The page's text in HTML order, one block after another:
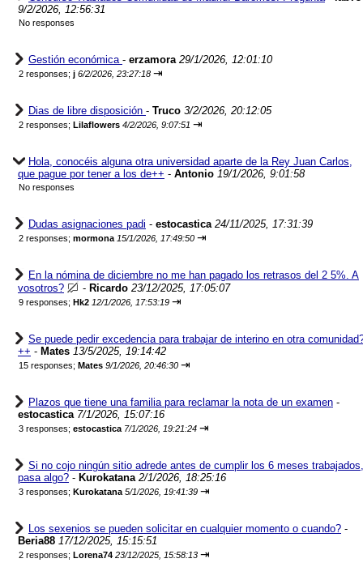
9/2/2026, 12:56:31
No responses
Gestión económica - erzamora 29/1/2026, 12:01:10
2 responses; j 6/2/2026, 23:27:18 ⇥
Dias de libre disposición - Truco 3/2/2026, 20:12:05
2 responses; Lilaflowers 4/2/2026, 9:07:51 ⇥
Hola, conocéis alguna otra universidad aparte de la Rey Juan Carlos,
que pague por tener a los de++ - Antonio 19/1/2026, 9:01:58
No responses
Dudas asignaciones padi - estocastica 24/11/2025, 17:31:39
2 responses; mormona 15/1/2026, 17:49:50 ⇥
En la nómina de diciembre no me han pagado los retrasos del 2 5%. A
vosotros?
- Ricardo 23/12/2025, 17:05:07
9 responses; Hk2 12/1/2026, 17:53:19 ⇥
Se puede pedir excedencia para trabajar de interino en otra
++ - Mates 13/5/2025, 19:14:42
15 responses; Mates 9/1/2026, 20:46:30 ⇥
Plazos que tiene una familia para reclamar la nota de un examen -
estocastica 7/1/2026, 15:07:16
3 responses; estocastica 7/1/2026, 19:21:24 ⇥
Si no cojo ningún sitio adrede antes de cumplir los 6 meses trabajados,
pasa algo? - Kurokatana 2/1/2026, 18:25:16
3 responses; Kurokatana 5/1/2026, 19:41:39 ⇥
Los sexenios se pueden solicitar en cualquier momento o cuando? -
Beria88 17/12/2025, 15:15:51
2 responses; Lorena74 23/12/2025, 15:58:13 ⇥